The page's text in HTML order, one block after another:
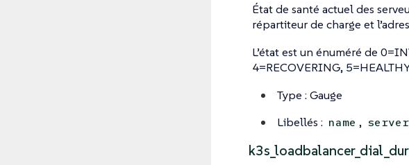
État de santé actuel des
répartiteur de charge et
L’état est un énuméré de
4=RECOVERING,
Type : Gauge
Libellés : name , server